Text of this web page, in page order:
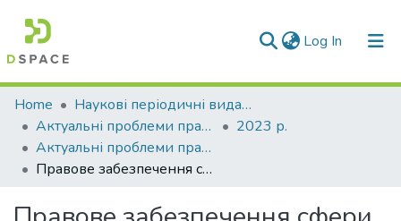
Log In (current)
Communities & Collections
All of DSpace
Statistics
Home
Наукові періодичні видання СНУ ім. В. Даля
Актуальні проблеми права: теорія і практика
2023 р.
Актуальні проблеми права: теорія і практика № 1 (45) (2023)
Правове забезпечення сфери публічних електронних реєстрів.